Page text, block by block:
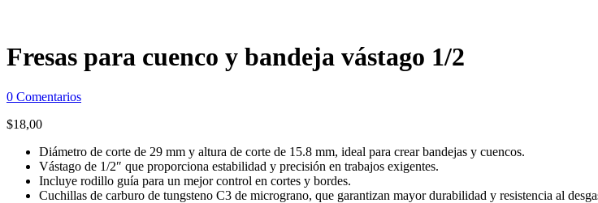
Fresas para cuenco y bandeja vástago 1/2
0 Comentarios
$18,00
Diámetro de corte de 29 mm y altura de corte de 15.8 mm, ideal para crear bandejas y cuencos.
Vástago de 1/2″ que proporciona estabilidad y precisión en trabajos exigentes.
Incluye rodillo guía para un mejor control en cortes y bordes.
Cuchillas de carburo de tungsteno C3 de micrograno, que garantizan mayor durabilidad y resistencia al